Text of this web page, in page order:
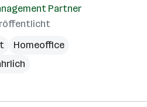
Partner
Homeoffice